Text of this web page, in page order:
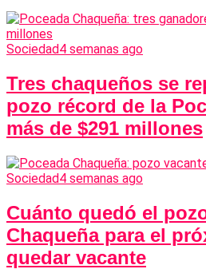
Sociedad4 semanas ago
Tres chaqueños se
pozo récord de la
más de $291 millones
Sociedad4 semanas ago
Cuánto quedó el
Chaqueña para el
quedar vacante